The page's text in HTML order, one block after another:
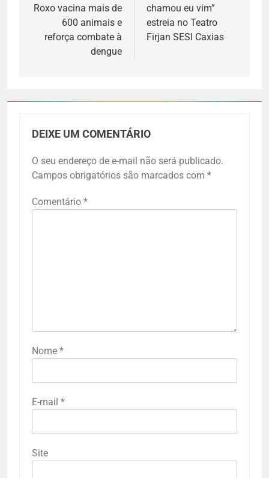
Roxo vacina mais de
600 animais e
reforça combate à
dengue
chamou eu vim”
estreia no Teatro
Firjan SESI Caxias
DEIXE UM COMENTÁRIO
O seu endereço de e-mail não será publicado.
Campos obrigatórios são marcados com *
Comentário *
Nome *
E-mail *
Site